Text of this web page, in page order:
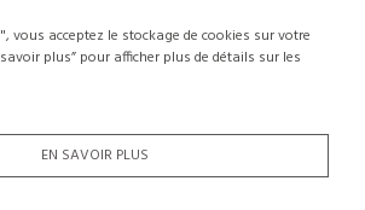
vous acceptez le stockage de cookies sur votre
plus” pour afficher plus de détails sur les
EN SAVOIR PLUS